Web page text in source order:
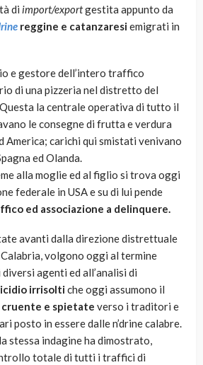
di import/exportgestita appunto da
reggine e catanzaresiemigrati in
e gestore dell’intero traffico
di una pizzeria nel distretto del
la centrale operativa di tutto il
le consegne di frutta e verdura
America; carichi qui smistati venivano
ed Olanda.
alla moglie ed al figlio si trova oggi
federale in USA e su di lui pende
ed associazione a delinquere.
avanti dalla direzione distrettuale
volgono oggi al termine
agenti ed all’analisi di
irrisoltiche oggi assumono il
cruente e spietate verso i traditori e
posto in essere dalle n’drine calabre.
stessa indagine ha dimostrato,
totale di tutti i traffici di